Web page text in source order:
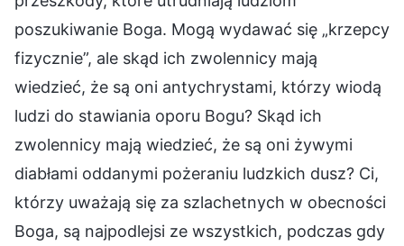
poszukiwanie Boga. Mogą wydawać się „krzepcy
fizycznie”, ale skąd ich zwolennicy mają
wiedzieć, że są oni antychrystami, którzy wiodą
ludzi do stawiania oporu Bogu? Skąd ich
zwolennicy mają wiedzieć, że są oni żywymi
diabłami oddanymi pożeraniu ludzkich dusz? Ci,
którzy uważają się za szlachetnych w obecności
Boga, są najpodlejsi ze wszystkich, podczas gdy